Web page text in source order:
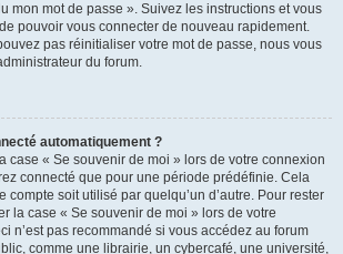
mon mot de passe ». Suivez les instructions et vous
pouvoir vous connecter de nouveau rapidement.
pas réinitialiser votre mot de passe, nous vous
du forum.
automatiquement ?
case « Se souvenir de moi » lors de votre connexion
connecté que pour une période prédéfinie. Cela
compte soit utilisé par quelqu’un d’autre. Pour rester
la case « Se souvenir de moi » lors de votre
n’est pas recommandé si vous accédez au forum
comme une librairie, un cybercafé, une université,